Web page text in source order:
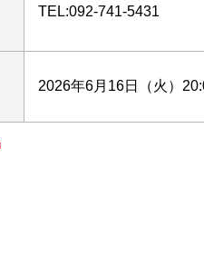
TEL:092-741-5431
2026年6月16日（火）